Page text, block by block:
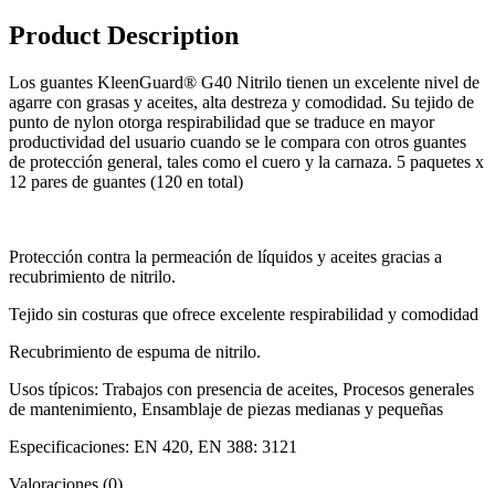
Product Description
Los guantes KleenGuard® G40 Nitrilo tienen un excelente nivel de
agarre con grasas y aceites, alta destreza y comodidad. Su tejido de
punto de nylon otorga respirabilidad que se traduce en mayor
productividad del usuario cuando se le compara con otros guantes
de protección general, tales como el cuero y la carnaza. 5 paquetes x
12 pares de guantes (120 en total)
Protección contra la permeación de líquidos y aceites gracias a
recubrimiento de nitrilo.
Tejido sin costuras que ofrece excelente respirabilidad y comodidad
Recubrimiento de espuma de nitrilo.
Usos típicos: Trabajos con presencia de aceites, Procesos generales
de mantenimiento, Ensamblaje de piezas medianas y pequeñas
Especificaciones: EN 420, EN 388: 3121